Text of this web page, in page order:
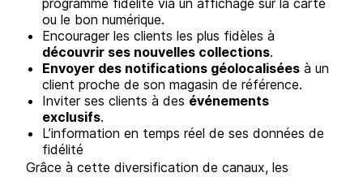
programme fidélité via un affichage sur la carte
ou le bon numérique.
Encourager les clients les plus fidèles à
découvrir ses nouvelles collections.
Envoyer des notifications géolocalisées à un
client proche de son magasin de référence.
Inviter ses clients à des événements
exclusifs.
L’information en temps réel de ses données de
fidélité
Grâce à cette diversification de canaux, les